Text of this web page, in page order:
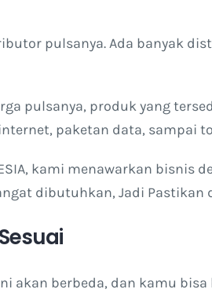
pulsanya. Ada banyak
pulsanya, produk yang
paketan data, sampai
kami menawarkan
dibutuhkan, Jadi Pastikan
akan berbeda, dan kamu